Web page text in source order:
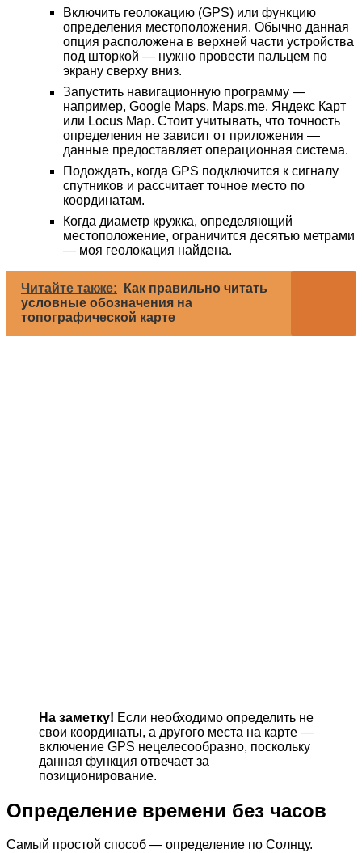
Включить геолокацию (GPS) или функцию
определения местоположения. Обычно данная
опция расположена в верхней части устройства
под шторкой — нужно провести пальцем по
экрану сверху вниз.
Запустить навигационную программу —
например, Google Maps, Maps.me, Яндекс Карт
или Locus Map. Стоит учитывать, что точность
определения не зависит от приложения —
данные предоставляет операционная система.
Подождать, когда GPS подключится к сигналу
спутников и рассчитает точное место по
координатам.
Когда диаметр кружка, определяющий
местоположение, ограничится десятью метрами
— моя геолокация найдена.
Читайте также:
Как правильно читать
условные обозначения на
топографической карте
На заметку! Если необходимо определить не
свои координаты, а другого места на карте —
включение GPS нецелесообразно, поскольку
данная функция отвечает за
позиционирование.
Определение времени без часов
Самый простой способ — определение по Солнцу.